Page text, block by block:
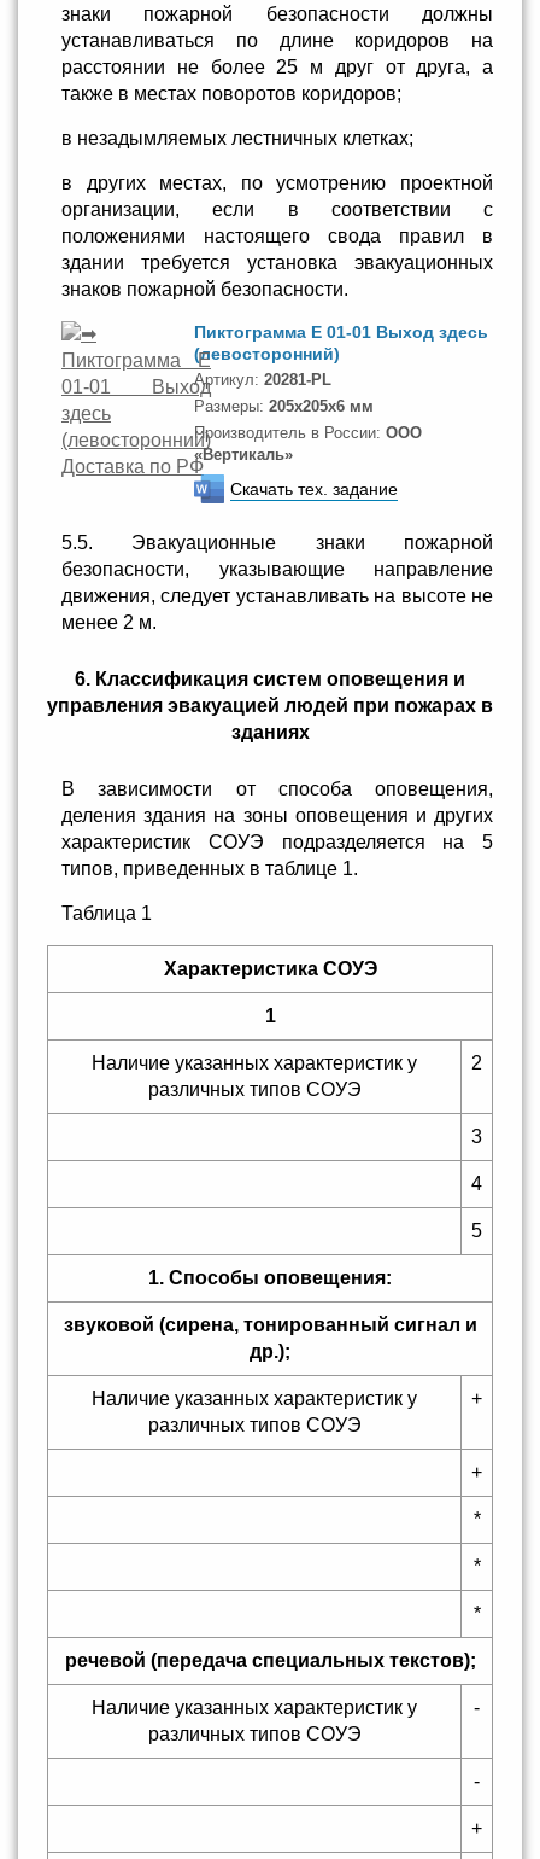
знаки пожарной безопасности должны
устанавливаться по длине коридоров на
расстоянии не более 25 м друг от друга, а
также в местах поворотов коридоров;
в незадымляемых лестничных клетках;
в других местах, по усмотрению проектной
организации, если в соответствии с
положениями настоящего свода правил в
здании требуется установка эвакуационных
знаков пожарной безопасности.
Пиктограмма E 01-01 Выход здесь
(левосторонний)
Артикул: 20281-PL
Размеры: 205x205x6 мм
Производитель в России: ООО
«Вертикаль»
Скачать тех. задание
5.5. Эвакуационные знаки пожарной
безопасности, указывающие направление
движения, следует устанавливать на высоте не
менее 2 м.
6. Классификация систем оповещения и
управления эвакуацией людей при пожарах в
зданиях
В зависимости от способа оповещения,
деления здания на зоны оповещения и других
характеристик СОУЭ подразделяется на 5
типов, приведенных в таблице 1.
Таблица 1
Характеристика СОУЭ
1
Наличие указанных характеристик у
различных типов СОУЭ
2
3
4
5
1. Способы оповещения:
звуковой (сирена, тонированный сигнал и
др.);
Наличие указанных характеристик у
различных типов СОУЭ
+
+
*
*
*
речевой (передача специальных текстов);
Наличие указанных характеристик у
различных типов СОУЭ
-
-
+